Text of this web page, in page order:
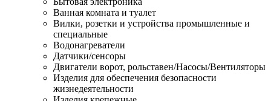
Ванная комната и туалет
Вилки, розетки и устройства промышленные и
специальные
Водонагреватели
Датчики/сенсоры
Двигатели ворот, рольставен/Насосы/Вентиляторы
Изделия для обеспечения безопасности
жизнедеятельности